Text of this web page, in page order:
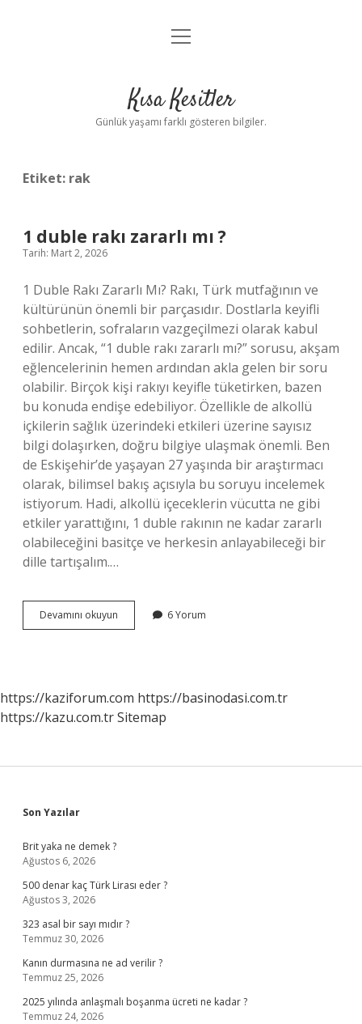
Anasayfa
Yasal Uyarı
menüyü
Kısa Kesitler
Günlük yaşamı farklı gösteren bilgiler.
Etiket: rak
1 duble rakı zararlı mı ?
Tarih: Mart 2, 2026
1 Duble Rakı Zararlı Mı? Rakı, Türk mutfağının ve
kültürünün önemli bir parçasıdır. Dostlarla keyifli
sohbetlerin, sofraların vazgeçilmezi olarak kabul
edilir. Ancak, “1 duble rakı zararlı mı?” sorusu, akşam
eğlencelerinin hemen ardından akla gelen bir soru
olabilir. Birçok kişi rakıyı keyifle tüketirken, bazen
bu konuda endişe edebiliyor. Özellikle de alkollü
içkilerin sağlık üzerindeki etkileri üzerine sayısız
bilgi dolaşırken, doğru bilgiye ulaşmak önemli. Ben
de Eskişehir’de yaşayan 27 yaşında bir araştırmacı
olarak, bilimsel bakış açısıyla bu soruyu incelemek
istiyorum. Hadi, alkollü içeceklerin vücutta ne gibi
etkiler yarattığını, 1 duble rakının ne kadar zararlı
olabileceğini basitçe ve herkesin anlayabileceği bir
dille tartışalım.…
Devamını okuyun
duble
6 Yorum
https://kaziforum.com https://basinodasi.com.tr
https://kazu.com.trSitemap
Sidebar
Son Yazılar
Brit yaka ne demek ?
Ağustos 6, 2026
500 denar kaç Türk Lirası eder ?
Ağustos 3, 2026
323 asal bir sayı mıdır ?
Temmuz 30, 2026
Kanın durmasına ne ad verilir ?
Temmuz 25, 2026
2025 yılında anlaşmalı boşanma ücreti ne kadar ?
Temmuz 24, 2026